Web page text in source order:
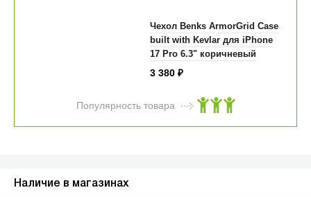
Чехол Benks ArmorGrid Case
built with Kevlar для iPhone
17 Pro 6.3" коричневый
3 380 ₽
Популярность товара
Наличие в магазинах